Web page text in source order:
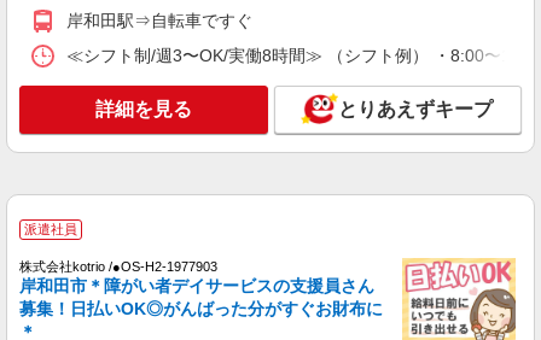
岸和田駅⇒自転車ですぐ
≪シフト制/週3〜OK/実働8時間≫ （シフト例） ・8:00〜
詳細を見る とりあえずキープ
派遣社員
株式会社kotrio /●OS-H2-1977903
岸和田市＊障がい者デイサービスの支援員さん
募集！日払いOK◎がんばった分がすぐお財布に
＊